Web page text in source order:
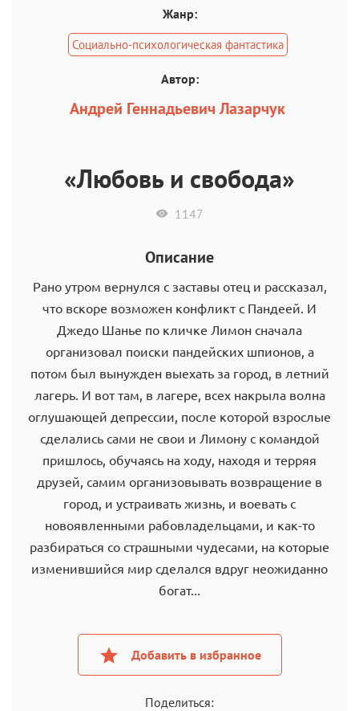
Жанр:
Социально-психологическая фантастика
Автор:
Андрей Геннадьевич Лазарчук
«Любовь и свобода»
1147
Описание
Рано утром вернулся с заставы отец и рассказал,
что вскоре возможен конфликт с Пандеей. И
Джедо Шанье по кличке Лимон сначала
организовал поиски пандейских шпионов, а
потом был вынужден выехать за город, в летний
лагерь. И вот там, в лагере, всех накрыла волна
оглушающей депрессии, после которой взрослые
сделались сами не свои и Лимону с командой
пришлось, обучаясь на ходу, находя и терряя
друзей, самим организовывать возвращение в
город, и устраивать жизнь, и воевать с
новоявленными рабовладельцами, и как-то
разбираться со страшными чудесами, на которые
изменившийся мир сделался вдруг неожиданно
богат...
Добавить в избранное
Поделиться: